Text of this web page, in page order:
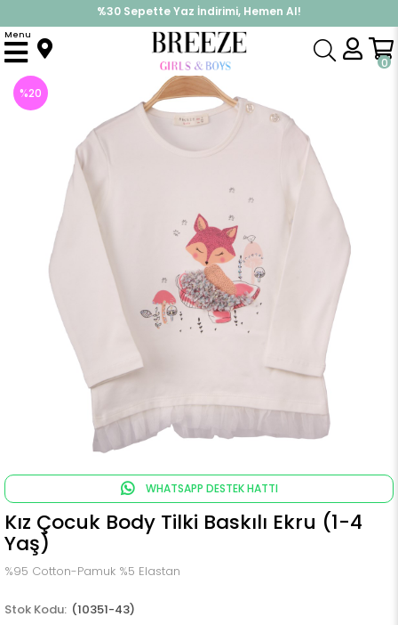
%30 Sepette Yaz İndirimi, Hemen Al!
İndirimlere ek %10 İndirimi Kap, Hemen Üye Ol!
0
Menu
Anasayfa
%20
WHATSAPP DESTEK HATTI
Kız Çocuk Body Tilki Baskılı Ekru (1-4
Yaş)
%95 Cotton-Pamuk %5 Elastan
(10351-43)